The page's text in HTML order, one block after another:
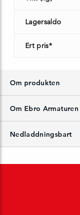
Lagersaldo
Ert pris*
Om produkten
Om Ebro Armaturen
Nedladdningsbart